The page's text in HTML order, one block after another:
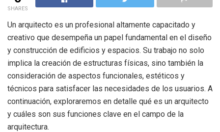
SHARES
Un arquitecto es un profesional altamente capacitado y
creativo que desempeña un papel fundamental en el diseño
y construcción de edificios y espacios. Su trabajo no solo
implica la creación de estructuras físicas, sino también la
consideración de aspectos funcionales, estéticos y
técnicos para satisfacer las necesidades de los usuarios. A
continuación, exploraremos en detalle qué es un arquitecto
y cuáles son sus funciones clave en el campo de la
arquitectura.